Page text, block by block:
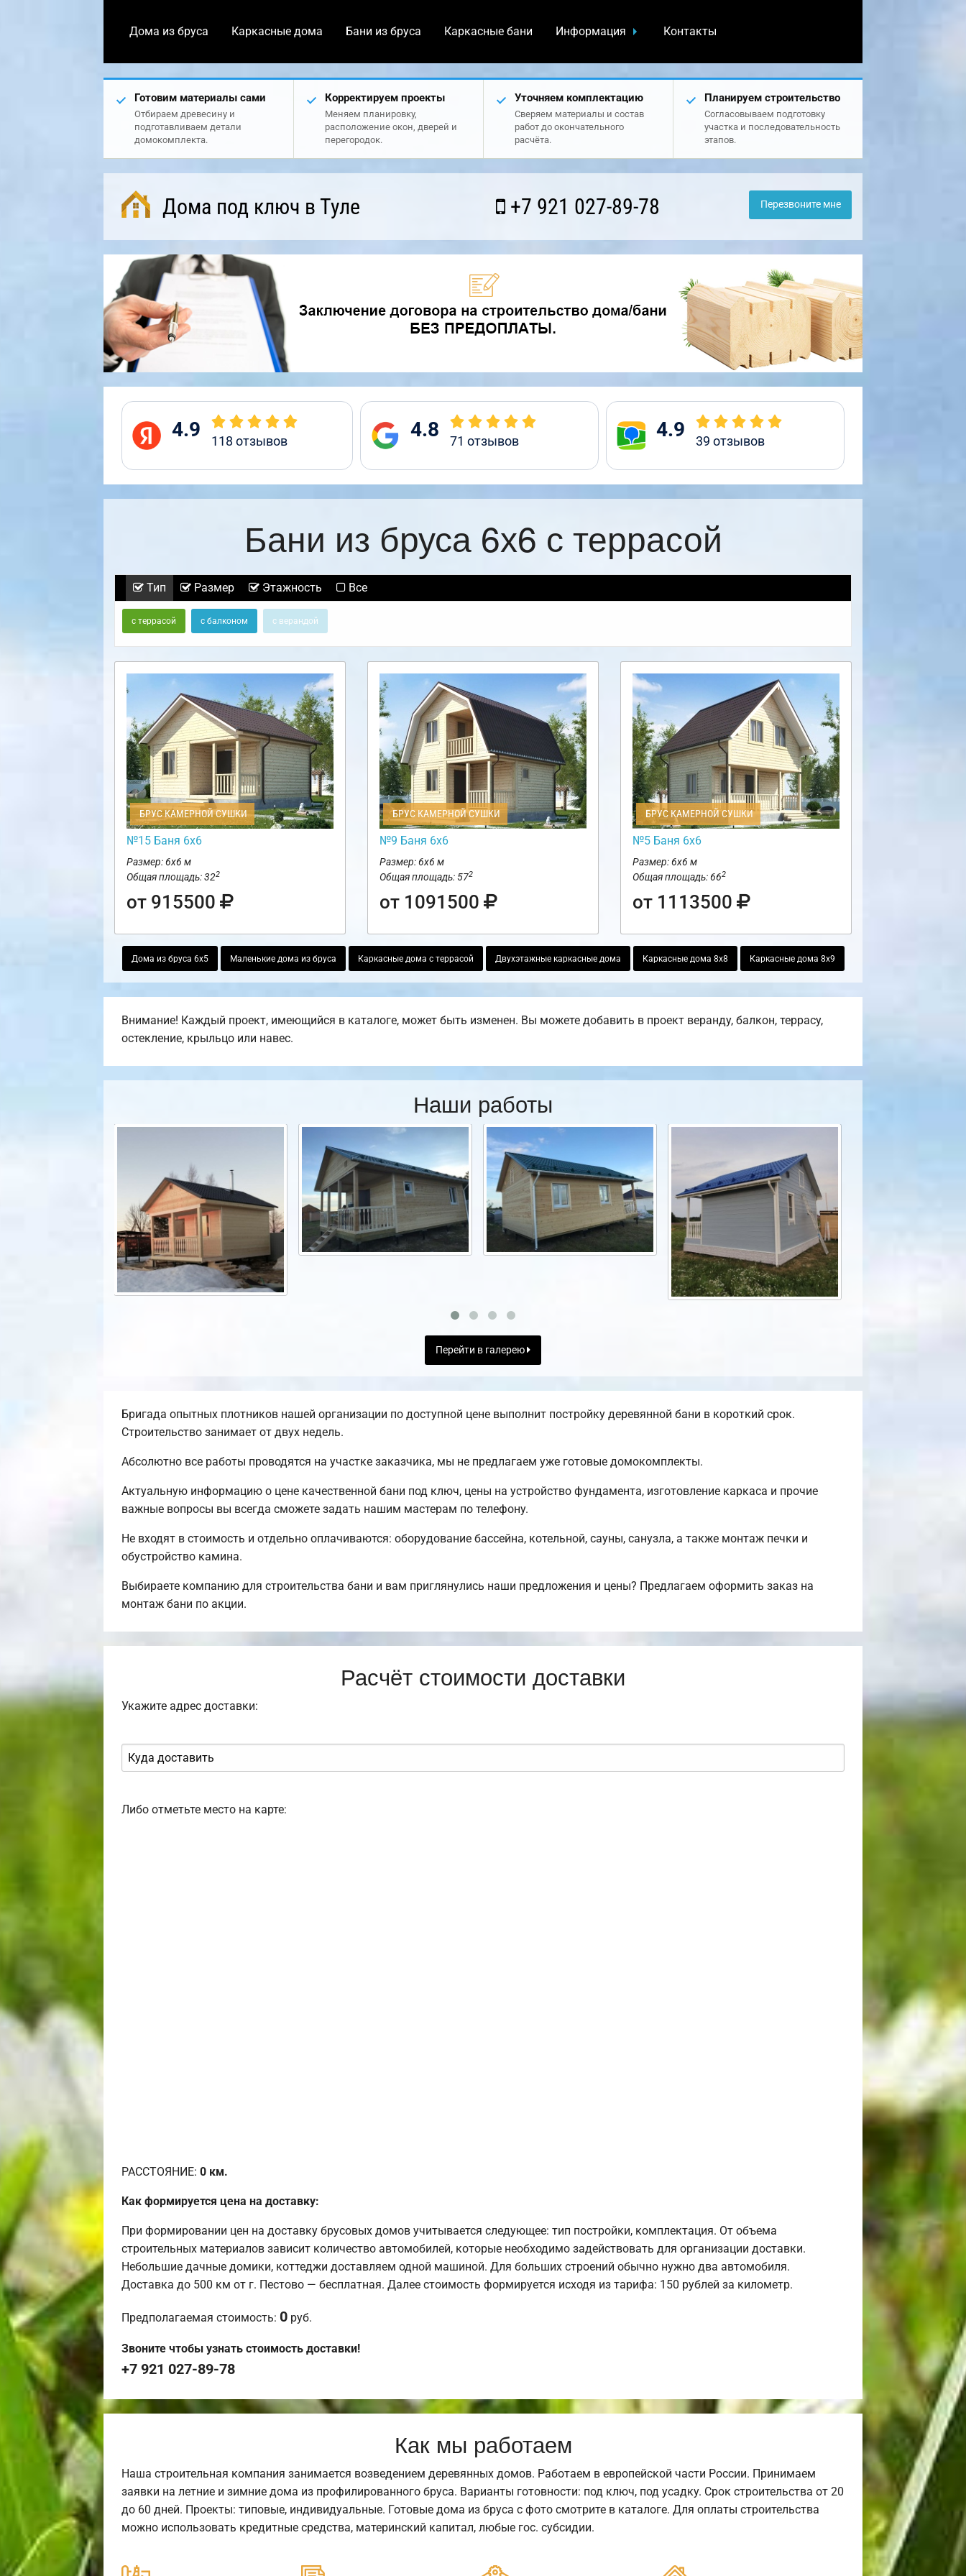
Дома из бруса Каркасные дома Бани из бруса Каркасные бани Информация Контакты
Готовим материалы сами
Отбираем древесину и
подготавливаем детали
домокомплекта.
Корректируем проекты
Меняем планировку,
расположение окон, дверей и
перегородок.
Уточняем комплектацию
Сверяем материалы и состав
работ до окончательного
расчёта.
Планируем строительство
Согласовываем подготовку
участка и последовательность
этапов.
Дома под ключ в Туле +7 921 027-89-78 Перезвоните мне
4.9 118 отзывов 4.8 71 отзывов 4.9 39 отзывов
Бани из бруса 6х6 с террасой
Тип Размер Этажность Все
с террасой с балконом с верандой
БРУС КАМЕРНОЙ СУШКИ
№15 Баня 6х6
Размер: 6х6 м
Общая площадь: 322
от 915500
БРУС КАМЕРНОЙ СУШКИ
№9 Баня 6х6
Размер: 6х6 м
Общая площадь: 572
от 1091500
БРУС КАМЕРНОЙ СУШКИ
№5 Баня 6х6
Размер: 6х6 м
Общая площадь: 662
от 1113500
Дома из бруса 6х5 Маленькие дома из бруса Каркасные дома с террасой Двухэтажные каркасные дома Каркасные дома 8х8 Каркасные дома 8х9
Внимание! Каждый проект, имеющийся в каталоге, может быть изменен. Вы можете добавить в проект веранду, балкон, террасу,
остекление, крыльцо или навес.
Наши работы
Перейти в галерею
Бригада опытных плотников нашей организации по доступной цене выполнит постройку деревянной бани в короткий срок.
Строительство занимает от двух недель.
Абсолютно все работы проводятся на участке заказчика, мы не предлагаем уже готовые домокомплекты.
Актуальную информацию о цене качественной бани под ключ, цены на устройство фундамента, изготовление каркаса и прочие
важные вопросы вы всегда сможете задать нашим мастерам по телефону.
Не входят в стоимость и отдельно оплачиваются: оборудование бассейна, котельной, сауны, санузла, а также монтаж печки и
обустройство камина.
Выбираете компанию для строительства бани и вам приглянулись наши предложения и цены? Предлагаем оформить заказ на
монтаж бани по акции.
Расчёт стоимости доставки
Укажите адрес доставки:
Либо отметьте место на карте:
РАССТОЯНИЕ: 0 км.
Как формируется цена на доставку:
При формировании цен на доставку брусовых домов учитывается следующее: тип постройки, комплектация. От объема
строительных материалов зависит количество автомобилей, которые необходимо задействовать для организации доставки.
Небольшие дачные домики, коттеджи доставляем одной машиной. Для больших строений обычно нужно два автомобиля.
Доставка до 500 км от г. Пестово — бесплатная. Далее стоимость формируется исходя из тарифа: 150 рублей за километр.
Предполагаемая стоимость: 0 руб.
Звоните чтобы узнать стоимость доставки!
+7 921 027-89-78
Как мы работаем
Наша строительная компания занимается возведением деревянных домов. Работаем в европейской части России. Принимаем
заявки на летние и зимние дома из профилированного бруса. Варианты готовности: под ключ, под усадку. Срок строительства от 20
до 60 дней. Проекты: типовые, индивидуальные. Готовые дома из бруса с фото смотрите в каталоге. Для оплаты строительства
можно использовать кредитные средства, материнский капитал, любые гос. субсидии.